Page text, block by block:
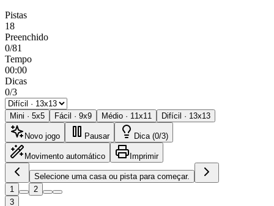
Pistas
18
Preenchido
0/81
Tempo
00:00
Dicas
0/3
Mini · 5x5 Fácil · 9x9 Médio · 11x11 Difícil · 13x13
Novo jogo Pausar Dica (0/3)
Movimento automático Imprimir
Selecione uma casa ou pista para começar.
1
2
3